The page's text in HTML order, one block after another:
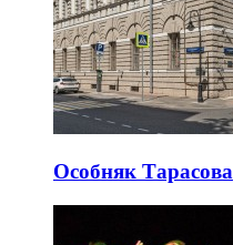
Особняк Тарасова